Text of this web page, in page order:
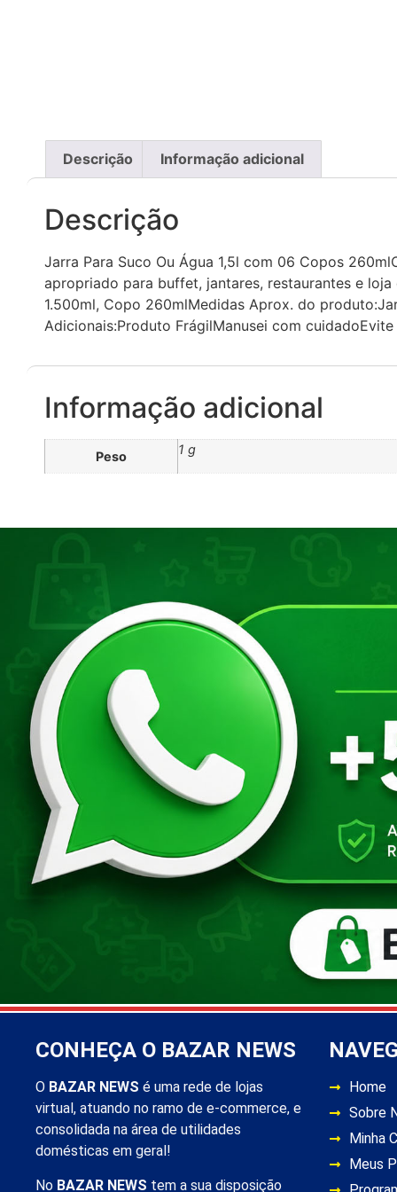
Descrição Informação adicional
Descrição
Jarra Para Suco Ou Água 1,5l com 06 Copos
apropriado para buffet, jantares, restaurantes e
1.500ml, Copo 260mlMedidas Aprox. do
Adicionais:Produto FrágilManusei com
Informação adicional
Peso 1 g
CONHEÇA O BAZAR NEWS
O BAZAR NEWS é uma rede de lojas
virtual, atuando no ramo de e-commerce, e
consolidada na área de utilidades
domésticas em geral!
No BAZAR NEWS tem a sua disposição
Home
Sobre
Minha
Meus